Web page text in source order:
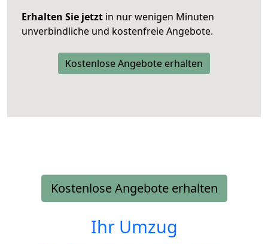
Erhalten Sie jetzt in nur wenigen Minuten
unverbindliche und kostenfreie Angebote.
Kostenlose Angebote erhalten
Kostenlose Angebote erhalten
Ihr Umzug